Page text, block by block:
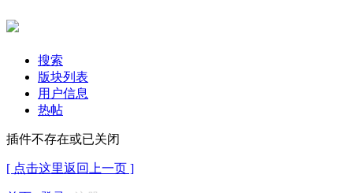
搜索
版块列表
用户信息
热帖
插件不存在或已关闭
[ 点击这里返回上一页 ]